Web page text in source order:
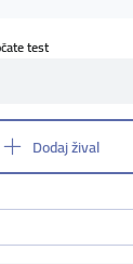
test
Dodaj žival